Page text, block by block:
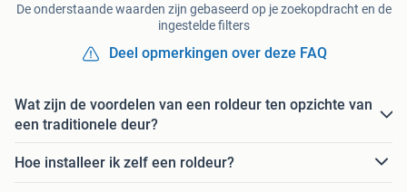
De onderstaande waarden zijn gebaseerd op je zoekopdracht en de
ingestelde filters
Deel opmerkingen over deze FAQ
Wat zijn de voordelen van een roldeur ten opzichte van
een traditionele deur?
Hoe installeer ik zelf een roldeur?